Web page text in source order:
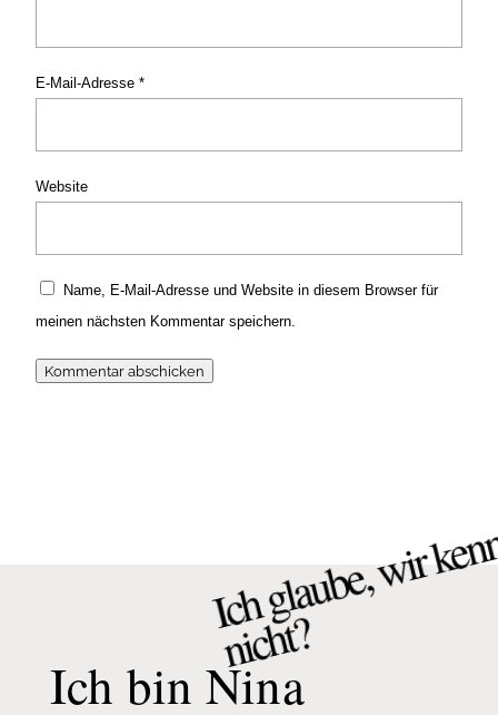
E-Mail-Adresse*
Website
Name, E-Mail-Adresse und Website in diesem Browser für
meinen nächsten Kommentar speichern.
Kommentar abschicken
?
Ich bin Nina